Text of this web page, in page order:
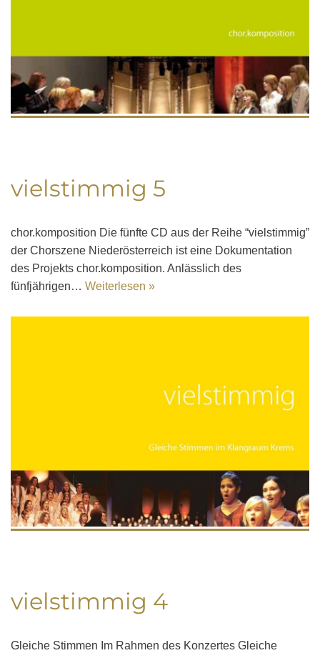
vielstimmig 5
chor.komposition Die fünfte CD aus der Reihe “vielstimmig”
der Chorszene Niederösterreich ist eine Dokumentation
des Projekts chor.komposition. Anlässlich des
fünfjährigen… Weiterlesen »
vielstimmig 4
Gleiche Stimmen Im Rahmen des Konzertes Gleiche